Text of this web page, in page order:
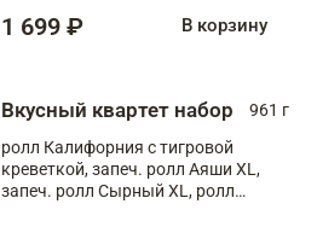
1 699 ₽ В корзину
Вкусный квартет набор
961 г
ролл Калифорния с тигровой
креветкой, запеч. ролл Аяши XL,
запеч. ролл Сырный XL, ролл